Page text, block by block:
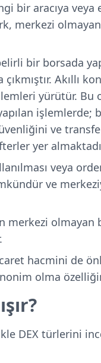
bir aracıya
merkezi olmayan
bir borsada
Akıllı
yürütür. Bu
işlemlerde;
ve
yer
veya
ve
merkezi olmayan
hacmini de
olma
DEX türlerini